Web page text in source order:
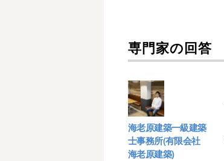
専門家の回答
海老原建築一級建築
士事務所(有限会社
海老原建築)